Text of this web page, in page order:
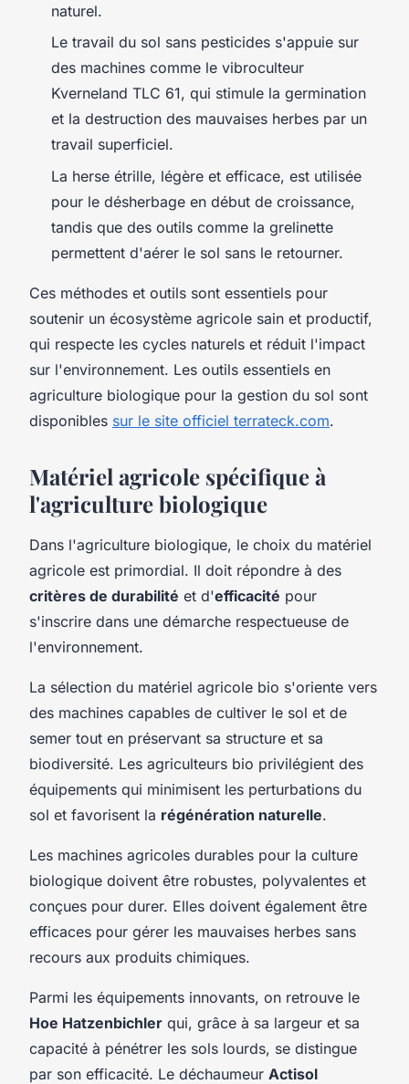
naturel.
Le travail du sol sans pesticides s'appuie sur
des machines comme le vibroculteur
Kverneland TLC 61, qui stimule la germination
et la destruction des mauvaises herbes par un
travail superficiel.
La herse étrille, légère et efficace, est utilisée
pour le désherbage en début de croissance,
tandis que des outils comme la grelinette
permettent d'aérer le sol sans le retourner.
Ces méthodes et outils sont essentiels pour
soutenir un écosystème agricole sain et productif,
qui respecte les cycles naturels et réduit l'impact
sur l'environnement. Les outils essentiels en
agriculture biologique pour la gestion du sol sont
disponibles sur le site officiel terrateck.com.
Matériel agricole spécifique à
l'agriculture biologique
Dans l'agriculture biologique, le choix du matériel
agricole est primordial. Il doit répondre à des
critères de durabilité et d'efficacité pour
s'inscrire dans une démarche respectueuse de
l'environnement.
La sélection du matériel agricole bio s'oriente vers
des machines capables de cultiver le sol et de
semer tout en préservant sa structure et sa
biodiversité. Les agriculteurs bio privilégient des
équipements qui minimisent les perturbations du
sol et favorisent la régénération naturelle.
Les machines agricoles durables pour la culture
biologique doivent être robustes, polyvalentes et
conçues pour durer. Elles doivent également être
efficaces pour gérer les mauvaises herbes sans
recours aux produits chimiques.
Parmi les équipements innovants, on retrouve le
Hoe Hatzenbichler qui, grâce à sa largeur et sa
capacité à pénétrer les sols lourds, se distingue
par son efficacité. Le déchaumeur Actisol